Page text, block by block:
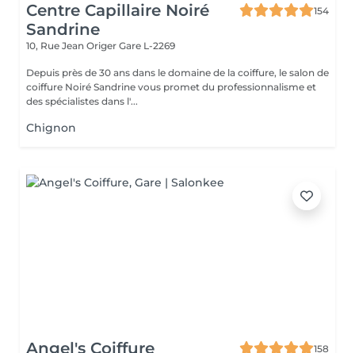
Centre Capillaire Noiré
Sandrine
154
10, Rue Jean Origer Gare L-2269
Depuis près de 30 ans dans le domaine de la coiffure, le salon de
coiffure Noiré Sandrine vous promet du professionnalisme et
des spécialistes dans l'...
Chignon
Angel's Coiffure
158